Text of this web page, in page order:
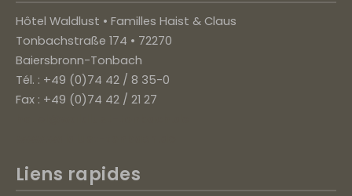
Hôtel Waldlust • Familles Haist & Claus
Tonbachstraße 174 • 72270
Baiersbronn-Tonbach
Tél. : +49 (0)74 42 / 8 35-0
Fax : +49 (0)74 42 / 21 27
Liens rapides